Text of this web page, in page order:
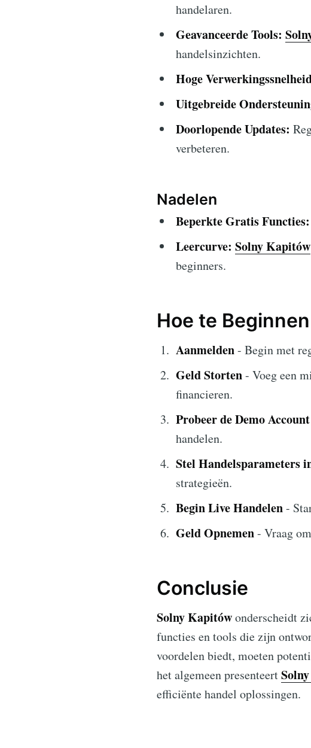
handelaren.
Geavanceerde Tools:
handelsinzichten.
Hoge
Uitgebreide
Doorlopende Updates:
verbeteren.
Nadelen
Beperkte Gratis Functies:
Leercurve: Solny Kapitów
beginners.
Hoe te
Aanmelden- Begin met
Geld Storten- Voeg een
financieren.
Probeer de Demo Account
handelen.
Stel Handelsparameters
strategieën.
Begin Live Handelen-
Geld Opnemen- Vraag
Conclusie
Solny Kapitówonderscheidt
functies en tools die zijn
voordelen biedt, moeten
het algemeen presenteert
efficiënte handel oplossingen.